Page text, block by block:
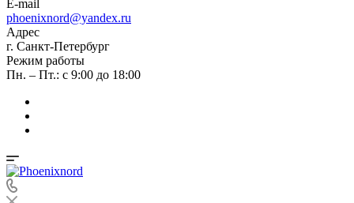
E-mail
phoenixnord@yandex.ru
Адрес
г. Санкт-Петербург
Режим работы
Пн. – Пт.: с 9:00 до 18:00